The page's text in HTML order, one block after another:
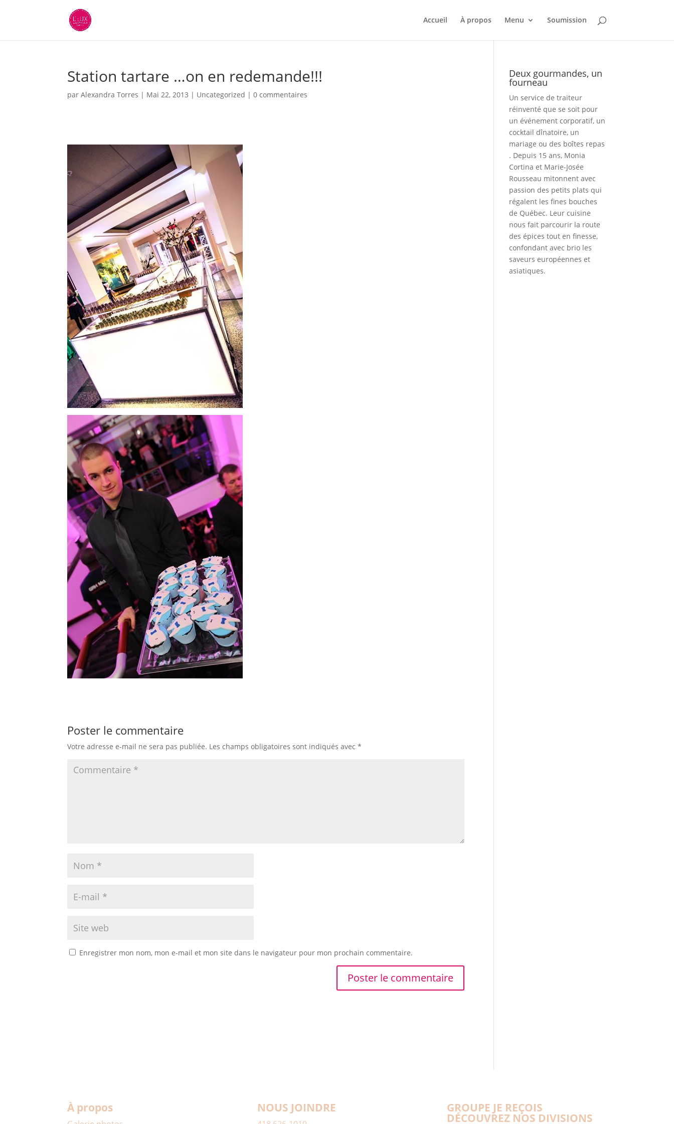
Accueil À propos Menu Soumission
Station tartare …on en redemande!!!
parAlexandra Torres | Mai 22, 2013 | Uncategorized |0 commentaires
Poster le commentaire
Votre adresse e-mail ne sera pas publiée. Les champs obligatoires sont indiqués avec*
Enregistrer mon nom, mon e-mail et mon site dans le navigateur pour mon prochain commentaire.
Deux gourmandes, un
fourneau
Un service de traiteur
réinventé que se soit pour
un événement corporatif, un
cocktail dînatoire, un
mariage ou des boîtes repas
. Depuis 15 ans, Monia
Cortina et Marie-Josée
Rousseau mitonnent avec
passion des petits plats qui
régalent les fines bouches
de Québec. Leur cuisine
nous fait parcourir la route
des épices tout en finesse,
confondant avec brio les
saveurs européennes et
asiatiques.
À propos NOUS JOINDRE GROUPE JE REÇOIS
DÉCOUVREZ NOS DIVISIONS